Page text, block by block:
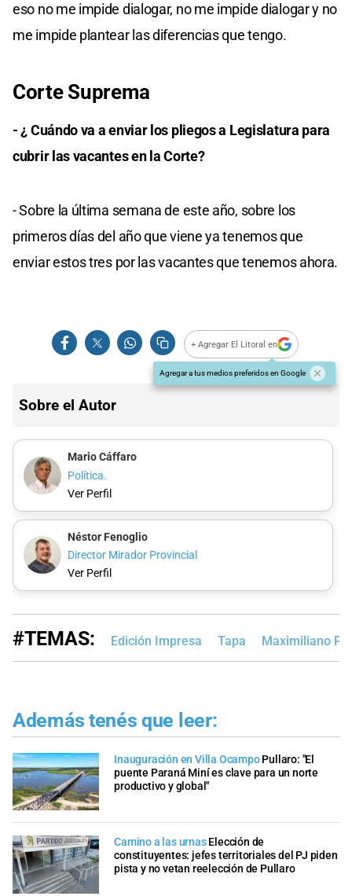
eso no me impide dialogar, no me impide dialogar y no
me impide plantear las diferencias que tengo.
Corte Suprema
- ¿ Cuándo va a enviar los pliegos a Legislatura para
cubrir las vacantes en la Corte?
- Sobre la última semana de este año, sobre los
primeros días del año que viene ya tenemos que
enviar estos tres por las vacantes que tenemos ahora.
+ Agregar El Litoral en
Agregar a tus medios preferidos en Google
Sobre el Autor
Mario Cáffaro
Política.
Ver Perfil
Néstor Fenoglio
Director Mirador Provincial
Ver Perfil
#TEMAS: Edición Impresa Tapa Maximiliano
Además tenés que leer:
Inauguración en Villa Ocampo Pullaro: "El
puente Paraná Miní es clave para un norte
productivo y global"
Camino a las urnas Elección de
constituyentes: jefes territoriales del PJ piden
pista y no vetan reelección de Pullaro